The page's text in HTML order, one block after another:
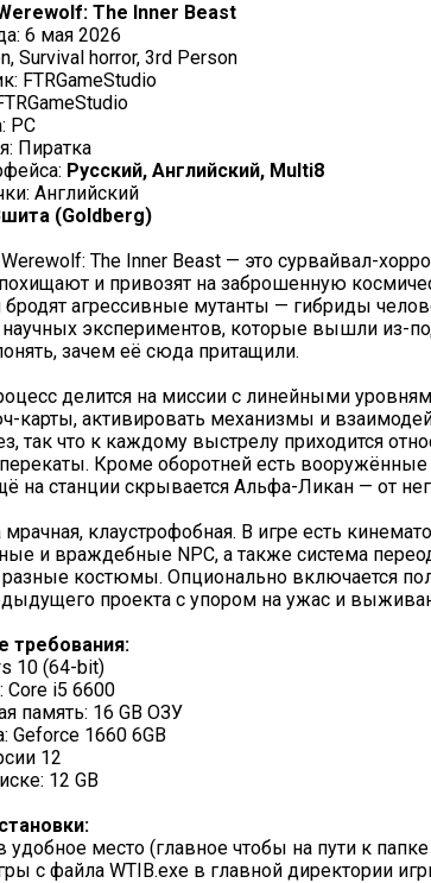
The Inner Beast
6 мая 2026
Survival horror, 3rd Person
FTRGameStudio
PC
Пиратка
Русский, Английский, Multi8
Английский
(Goldberg)
Werewolf: The Inner Beast — это сурвайвал-
и привозят на заброшенную
агрессивные мутанты — гибриды
научных экспериментов, которые вышли из-
зачем её сюда притащили.
делится на миссии с линейными
карты, активировать механизмы и
так что к каждому выстрелу приходится
Кроме оборотней есть
на станции скрывается Альфа-Ликан — от
клаустрофобная. В игре есть
и враждебные NPC, а также система
костюмы. Опционально включается
проекта с упором на ужас и
требования:
10 (64-bit)
Core i5 6600
память: 16 GB ОЗУ
Geforce 1660 6GB
12
12 GB
удобное место (главное чтобы на пути к
с файла WTIB.exe в главной директории